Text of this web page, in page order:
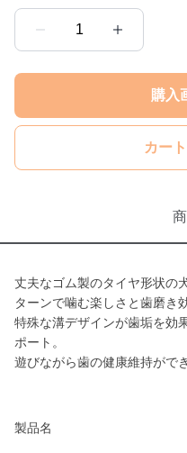
1
購入
カー
丈夫なゴム製のタイヤ形状の
ターンで噛む楽しさと歯磨き
特殊な溝デザインが歯垢を効
ポート。
遊びながら歯の健康維持がで
製品名